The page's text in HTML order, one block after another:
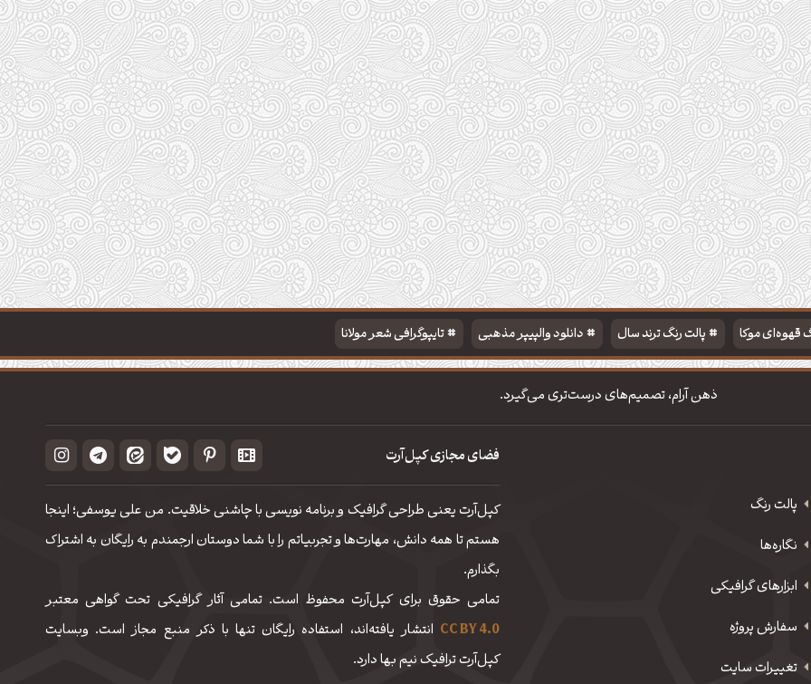
قهوه‌ای موکا پالت رنگ ترند سال دانلود والپیپر مذهبی تایپوگرافی شعر مولانا
ذهن آرام، تصمیم‌های درست‌تری می‌گیرد.
پالت رنگ
نگاره‌ها
ابزارهای گرافیکی
سفارش پروژه
تغییرات سایت
فضای مجازی کپل‌آرت
کپل‌آرت یعنی طراحی گرافیک و برنامه نویسی با چاشنی خلاقیت. من علی یوسفی؛ اینجا
هستم تا همه دانش، مهارت‌‌ها و تجربیاتم را با شما دوستان ارجمندم به رایگان به اشتراک
بگذارم.
تمامی حقوق برای کپل‌آرت محفوظ است. تمامی آثار گرافیکی تحت گواهی معتبر
CC BY 4.0 انتشار یافته‌اند، استفاده رایگان تنها با ذکر منبع مجاز است. وبسایت
کپل‌آرت ترافیک نیم بها دارد.